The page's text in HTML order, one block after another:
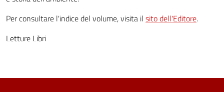
Per consultare l'indice del volume, visita il sito dell'Editore.
Letture Libri